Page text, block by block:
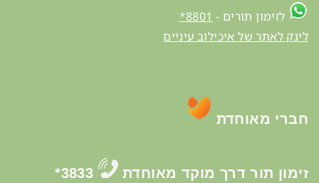
לזימון תורים - 8801*
לינק לאתר של איכילוב עיניים
חברי מאוחדת
זימון תור דרך מוקד מאוחדת 3833*